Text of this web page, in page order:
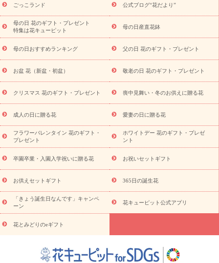
念日
結婚祝い 出産祝い 退院祝い・快気祝い
寿祝い
プチギフト ペットのお祝いフラワー
供え・お悔やみ商品一覧
お供え・お悔やみの花
四十九日法要以
降に贈る花
通夜・葬儀に贈る花
お供え お花とセットギフト
お供え プリザーブドフラワー
ペットのお供えフラワー
お盆（新
盆・初盆）
その他 お祝い返し お見舞い
お取り寄せギフト
ビジネス用
ご自宅用 観葉植物 ミディ胡蝶蘭
プリザーブ
ドフラワー
スタイルから探す アレンジメント 花束
スタ
ンド花
お祝い お供え・お悔やみ 胡蝶蘭 胡蝶蘭・花鉢
ディ胡蝶蘭・お祝い
ミディ胡蝶蘭・お供え
世界初の青色胡蝶蘭
観葉植物
観葉植物 産直多肉植物
プリザーブドフラワー
お祝い
お供え・お悔やみ 花とセットギフト
セミオーダー
プチギフト（hanamore -ハナモア-）
花とみどりのeギフト
キューピットのeGfit
カラー ピンク イエローオレンジ
レッ
ド
お花の種類 トルコキキョウ
お祝い お祝い・3000円～ お祝い・4000円～
お祝い・
5000円～
お祝い・7000円～ お祝い・ 10000円～
お供え・お
悔やみ
円～
お供え・お悔やみ・
読み物
いのマナー
定年退職祝いのマナー
お祝いを贈るときのマナー・
ごっこランド 公式ブログ“花だより”
母の日 花のギフト・プレゼント
特集は花キューピット
母の日産直花鉢
母の日おすすめランキング 父の日 花のギフト・プレゼント
お盆 花（新盆・初盆） 敬老の日 花のギフト・プレゼント
クリスマス 花のギフト・プレゼント 喪中見舞い・冬のお供えに贈る花
成人の日に贈る花 愛妻の日に贈る花
フラワーバレンタイン 花のギフト・
プレゼント
ホワイトデー 花のギフト・プレゼ
ント
卒園卒業・入園入学祝いに贈る花 お祝いセットギフト
お供えセットギフト 365日の誕生花
「きょう誕生日なんです」キャンペ
ーン
花キューピット公式アプリ
花とみどりのeギフト